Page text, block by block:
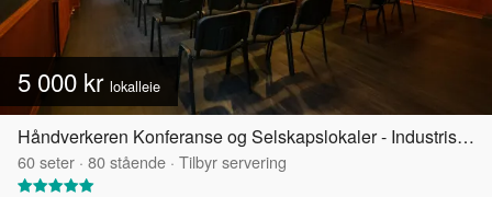
5 000 kr lokalleie
Håndverkeren Konferanse og Selskapslokaler - Industrisalen
60seter · 80stående · Tilbyr servering